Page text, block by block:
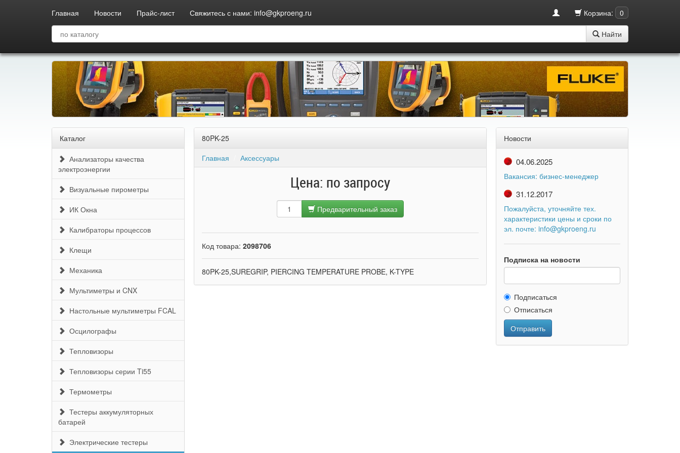
Главная Новости Прайс-лист Свяжитесь с нами: info@gkproeng.ru Корзина: 0
Найти
Каталог
Анализаторы качества
электроэнергии
Визуальные пирометры
ИК Окна
Калибраторы процессов
Клещи
Механика
Мультиметры и CNX
Настольные мультиметры FCAL
Осцилографы
Тепловизоры
Тепловизоры серии Ti55
Термометры
Тестеры аккумуляторных
батарей
Электрические тестеры
80PK-25
Главная
Аксессуары
Цена: по запросу
Предварительный заказ
Код товара: 2098706
80PK-25,SUREGRIP, PIERCING TEMPERATURE PROBE, K-TYPE
Новости
04.06.2025
Вакансия: бизнес-менеджер
31.12.2017
Пожалуйста, уточняйте тех.
характеристики цены и сроки по
эл. почте: info@gkproeng.ru
Подписка на новости
Подписаться
Отписаться
Отправить